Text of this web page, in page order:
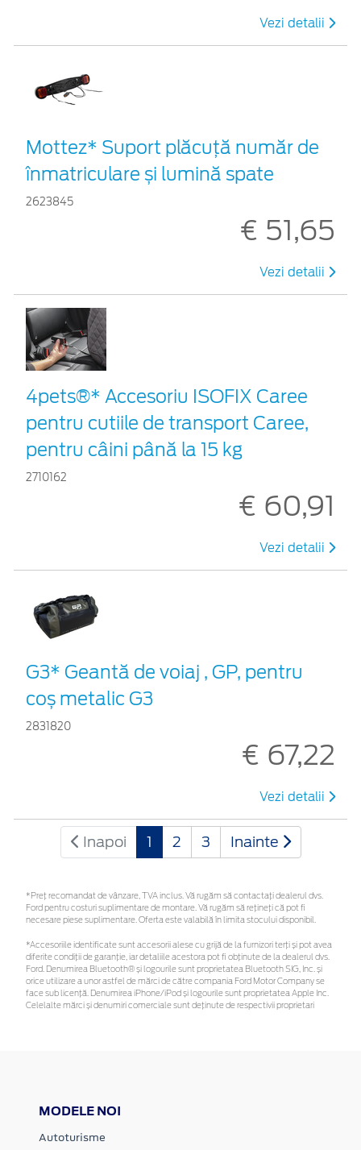
Vezi detalii
Mottez* Suport plăcuță număr de
înmatriculare și lumină spate
2623845
€ 51,65
Vezi detalii
4pets®* Accesoriu ISOFIX Caree
pentru cutiile de transport Caree,
pentru câini până la 15 kg
2710162
€ 60,91
Vezi detalii
G3* Geantă de voiaj , GP, pentru
coș metalic G3
2831820
€ 67,22
Vezi detalii
Inapoi 1 2 3 Inainte
*Preţ recomandat de vânzare, TVA inclus. Vă rugăm să contactaţi dealerul dvs.
Ford pentru costuri suplimentare de montare. Vă rugăm să rețineți că pot fi
necesare piese suplimentare. Oferta este valabilă în limita stocului disponibil.
*Accesoriile identificate sunt accesorii alese cu grijă de la furnizori terți și pot avea
diferite condiții de garanție, iar detaliile acestora pot fi obținute de la dealerul dvs.
Ford. Denumirea Bluetooth® și logourile sunt proprietatea Bluetooth SIG, Inc. și
orice utilizare a unor astfel de mărci de către compania Ford Motor Company se
face sub licență. Denumirea iPhone/iPod și logourile sunt proprietatea Apple Inc.
Celelalte mărci și denumiri comerciale sunt deținute de respectivii proprietari
MODELE NOI
Autoturisme